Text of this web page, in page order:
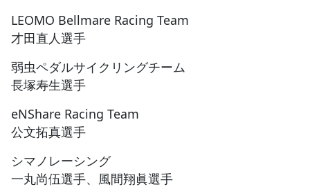
LEOMO Bellmare Racing Team
才田直人選手
弱虫ペダルサイクリングチーム
長塚寿生選手
eNShare Racing Team
公文拓真選手
シマノレーシング
一丸尚伍選手、風間翔眞選手